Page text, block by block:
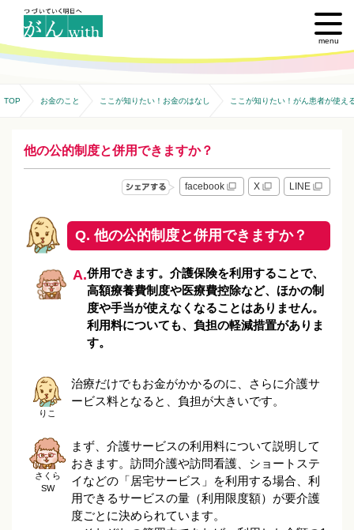
menu
TOP お金のこと ここが知りたい！お金のはなし ここが知りたい！がん患者が使え
他の公的制度と併用できますか？
facebook X LINE
Q. 他の公的制度と併用できますか？
A.併用できます。介護保険を利用することで、
高額療養費制度や医療費控除など、ほかの制
度や手当が使えなくなることはありません。
利用料についても、負担の軽減措置がありま
す。
りこ
治療だけでもお金がかかるのに、さらに介護サ
ービス料となると、負担が大きいです。
さくら
SW
まず、介護サービスの利用料について説明して
おきます。訪問介護や訪問看護、ショートステ
イなどの「居宅サービス」を利用する場合、利
用できるサービスの量（利用限度額）が要介護
度ごとに決められています。